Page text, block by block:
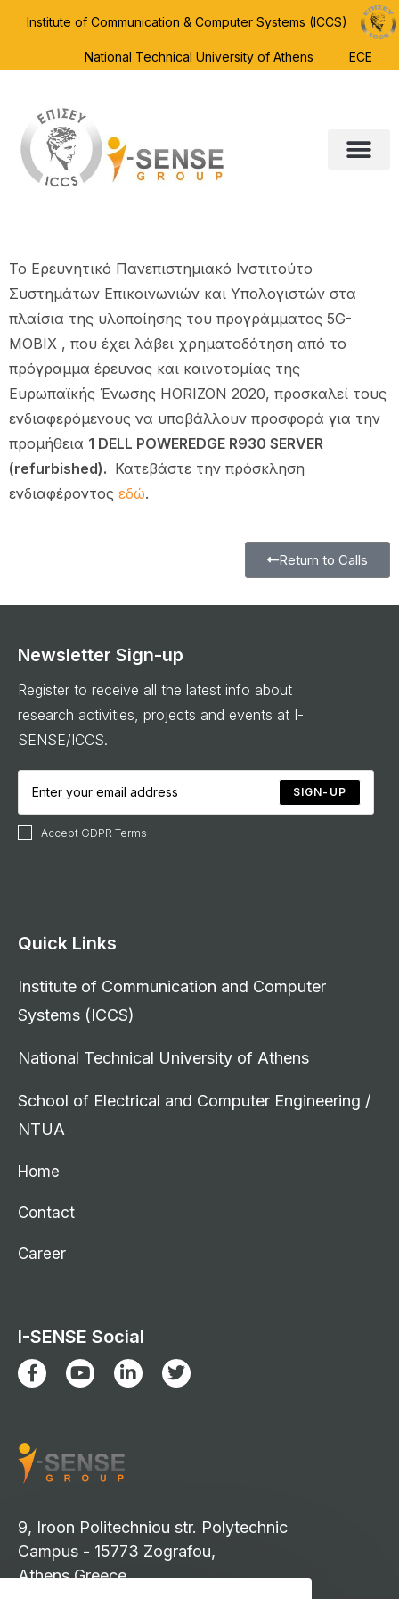
Institute of Communication & Computer Systems (ICCS)
National Technical University of Athens ECE
To Ερευνητικό Πανεπιστημιακό Ινστιτούτο
Συστημάτων Επικοινωνιών και Υπολογιστών στα
πλαίσια της υλοποίησης του προγράμματος 5G-
MOBIX , που έχει λάβει χρηματοδότηση από το
πρόγραμμα έρευνας και καινοτομίας της
Ευρωπαϊκής Ένωσης HORIZON 2020, προσκαλεί τους
ενδιαφερόμενους να υποβάλλουν προσφορά για την
προμήθεια 1 DELL POWEREDGE R930 SERVER
(refurbished). Κατεβάστε την πρόσκληση
ενδιαφέροντος εδώ.
Return to Calls
Newsletter Sign-up
Register to receive all the latest info about
research activities, projects and events at I-
SENSE/ICCS.
SIGN-UP
Accept GDPR Terms
Quick Links
Institute of Communication and Computer
Systems (ICCS)
National Technical University of Athens
School of Electrical and Computer Engineering /
NTUA
Home
Contact
Career
I-SENSE Social
9, Iroon Politechniou str. Polytechnic
Campus - 15773 Zografou,
Athens Greece